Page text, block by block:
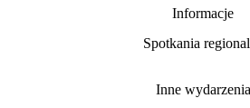
Informacje
Spotkania
Inne wydarzenia